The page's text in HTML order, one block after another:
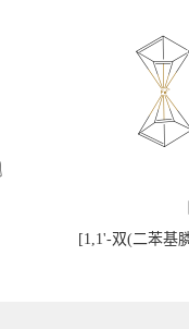
[1,1'-双(二苯基